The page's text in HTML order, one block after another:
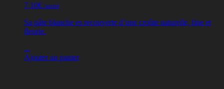
7,10€ /unité
Sa pâte blanche es recouverte d’une croûte naturelle, fine et
fleurie.
...
Ajouter au panier